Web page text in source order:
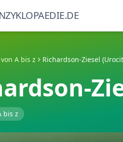
A bis z Richardson-Ziesel
bis z